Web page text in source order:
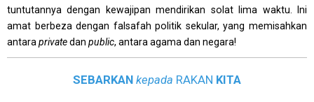
tuntutannya dengan kewajipan mendirikan solat lima waktu. Ini
amat berbeza dengan falsafah politik sekular, yang memisahkan
antara privatedan public, antara agama dan negara!
SEBARKAN kepada RAKAN KITA